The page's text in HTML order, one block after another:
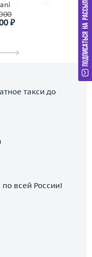
₽
такси до
всей России!